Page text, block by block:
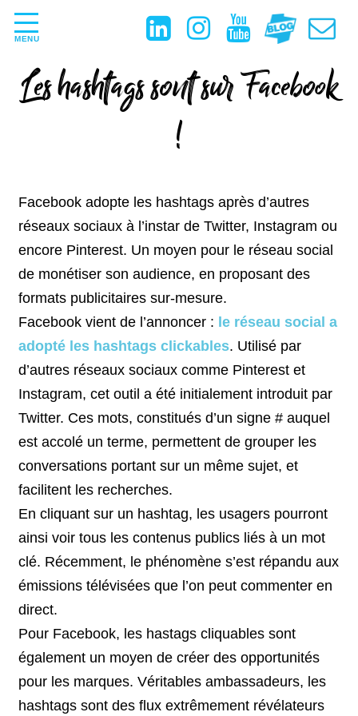
MENU
Les hashtags sont sur Facebook
!
Facebook adopte les hashtags après d’autres
réseaux sociaux à l’instar de Twitter, Instagram ou
encore Pinterest. Un moyen pour le réseau social
de monétiser son audience, en proposant des
formats publicitaires sur-mesure.
Facebook vient de l’annoncer : le réseau social a
adopté les hashtags clickables. Utilisé par
d’autres réseaux sociaux comme Pinterest et
Instagram, cet outil a été initialement introduit par
Twitter. Ces mots, constitués d’un signe # auquel
est accolé un terme, permettent de grouper les
conversations portant sur un même sujet, et
facilitent les recherches.
En cliquant sur un hashtag, les usagers pourront
ainsi voir tous les contenus publics liés à un mot
clé. Récemment, le phénomène s’est répandu aux
émissions télévisées que l’on peut commenter en
direct.
Pour Facebook, les hastags cliquables sont
également un moyen de créer des opportunités
pour les marques. Véritables ambassadeurs, les
hashtags sont des flux extrêmement révélateurs